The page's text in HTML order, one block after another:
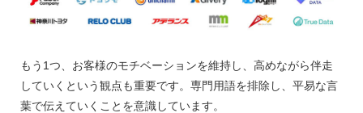
もう1つ、お客様のモチベーションを維持し、高めながら伴走
していくという観点も重要です。専門用語を排除し、平易な言
葉で伝えていくことを意識しています。